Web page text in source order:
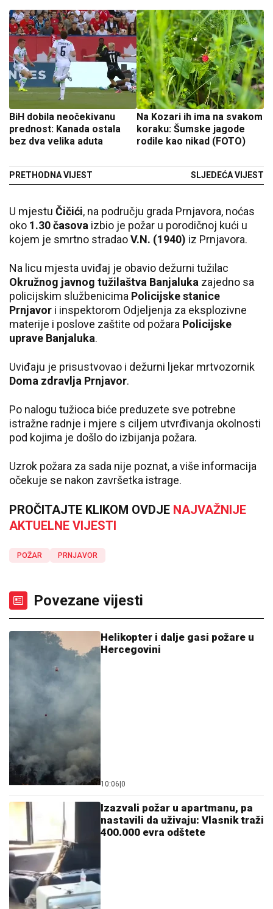
BiH dobila neočekivanu
prednost: Kanada ostala
bez dva velika aduta
PRETHODNA VIJEST
Na Kozari ih ima na svakom
koraku: Šumske jagode
rodile kao nikad (FOTO)
SLJEDEĆA VIJEST
U mjestu Čičići, na području grada Prnjavora, noćas
oko 1.30 časova izbio je požar u porodičnoj kući u
kojem je smrtno stradaoV.N. (1940) iz Prnjavora.
Na licu mjesta uviđaj je obavio dežurni tužilac
Okružnog javnog tužilaštva Banjaluka zajedno sa
policijskim službenicima Policijske stanice
Prnjavor i inspektorom Odjeljenja za eksplozivne
materije i poslove zaštite od požara Policijske
uprave Banjaluka.
Uviđaju je prisustvovao i dežurni ljekar mrtvozornik
Doma zdravlja Prnjavor.
Po nalogu tužioca biće preduzete sve potrebne
istražne radnje i mjere s ciljem utvrđivanja okolnosti
pod kojima je došlo do izbijanja požara.
Uzrok požara za sada nije poznat, a više informacija
očekuje se nakon završetka istrage.
PROČITAJTE KLIKOM OVDJE NAJVAŽNIJE
AKTUELNE VIJESTI
POŽAR PRNJAVOR
Povezane vijesti
Helikopter i dalje gasi požare u
Hercegovini
10:06 0
Izazvali požar u apartmanu, pa
nastavili da uživaju: Vlasnik traži
400.000 evra odštete